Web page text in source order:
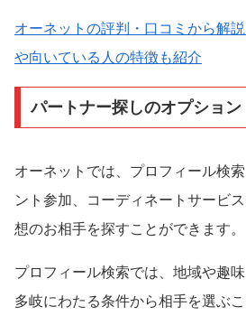
オーネットの評判・口コミから解
や向いている人の特徴も紹介
パートナー探しのオプション
オーネットでは、プロフィール検
ント参加、コーディネートサービ
想のお相手を探すことができます。
プロフィール検索では、地域や趣
多岐にわたる条件から相手を選ぶ